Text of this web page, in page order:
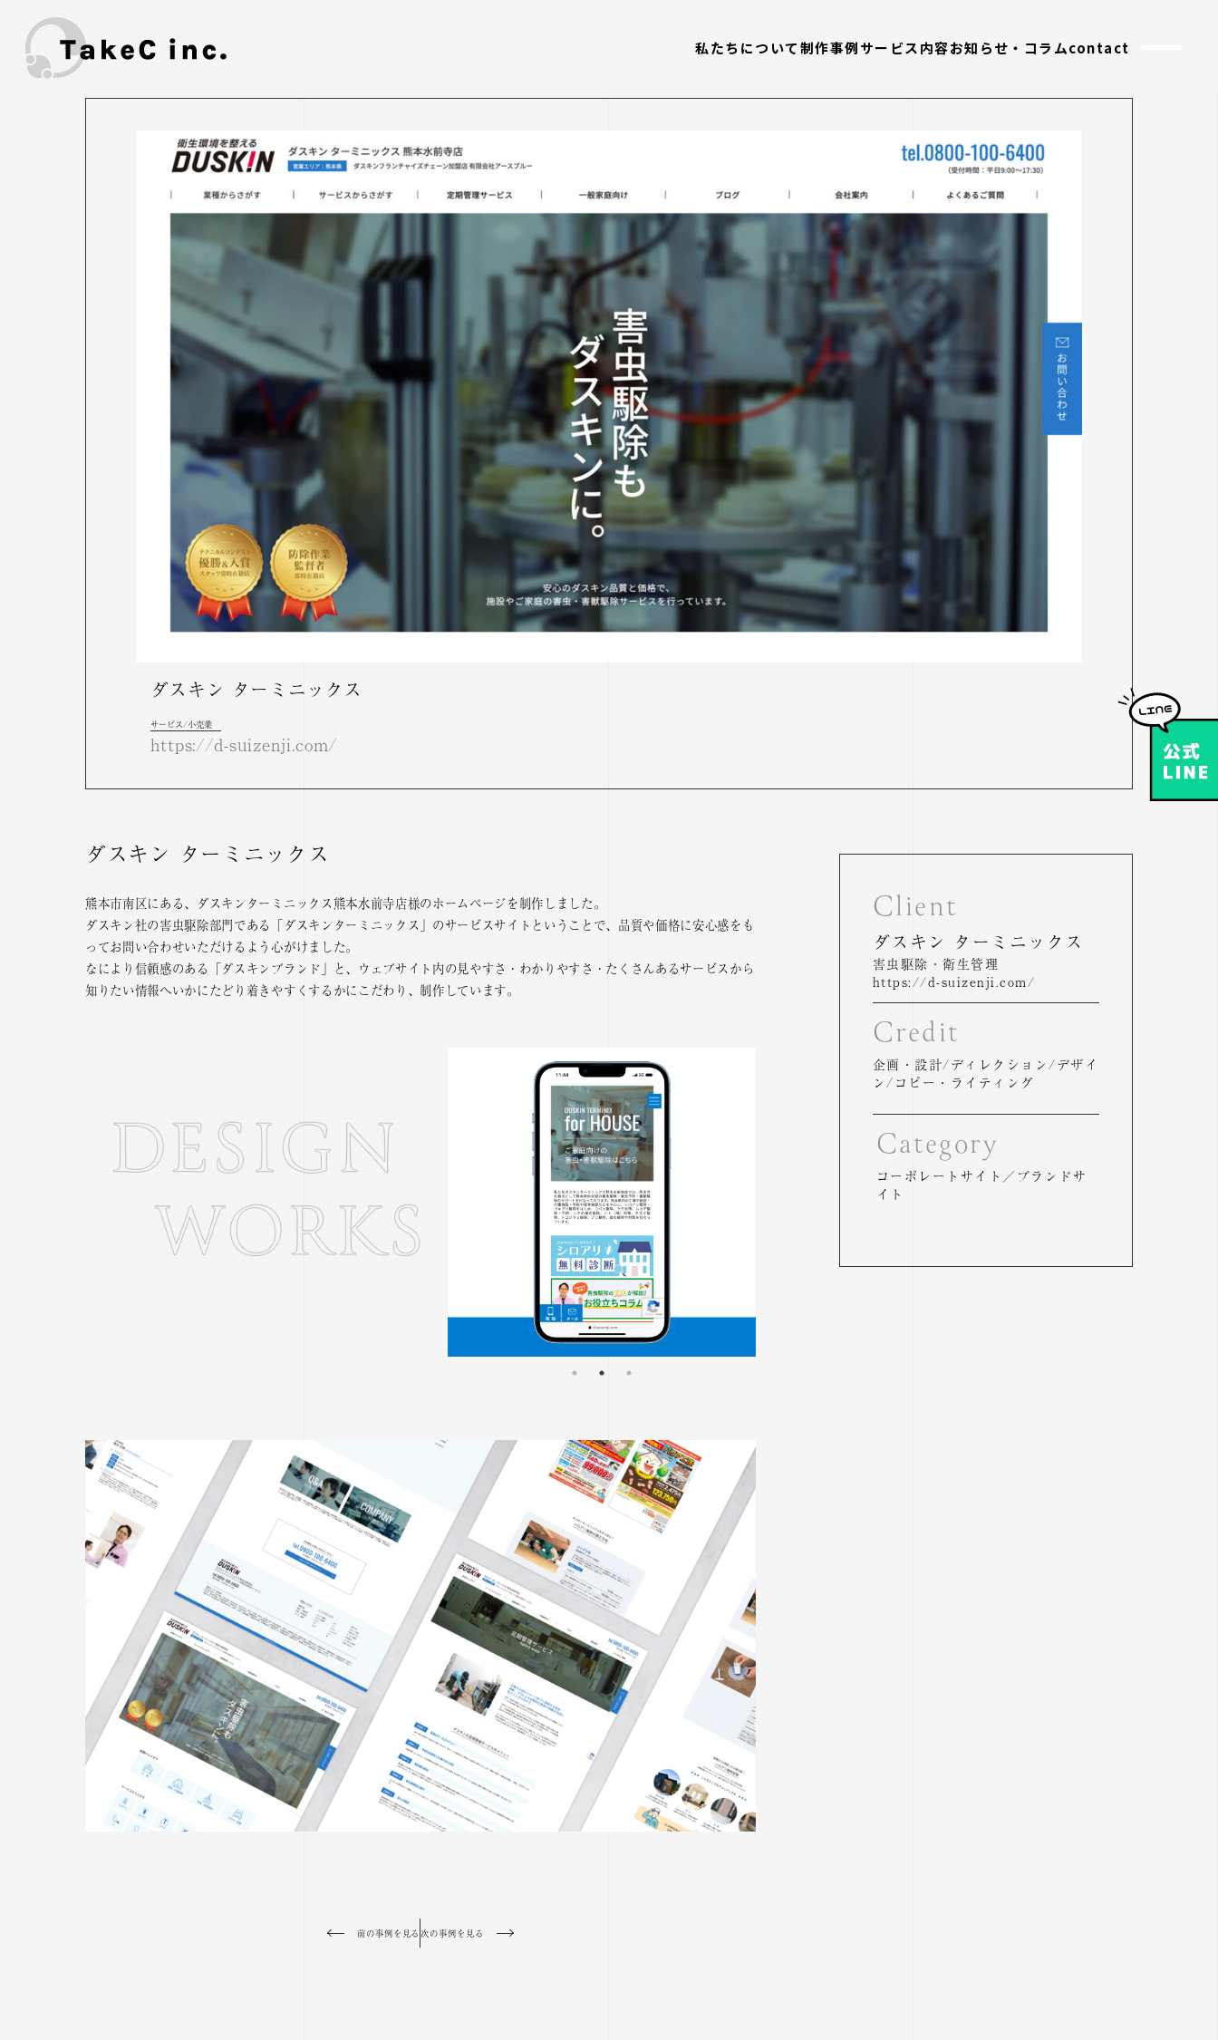
私たちについて制作事例サービス内容お知らせ・コラムcontact
ダスキン ターミニックス
サービス/小売業
https://d-suizenji.com/
ダスキン ターミニックス
熊本市南区にある、ダスキンターミニックス熊本水前寺店様のホームページを制作しました。
ダスキン社の害虫駆除部門である「ダスキンターミニックス」のサービスサイトということで、品質や価格に安心感をも
ってお問い合わせいただけるよう心がけました。
なにより信頼感のある「ダスキンブランド」と、ウェブサイト内の見やすさ・わかりやすさ・たくさんあるサービスから
知りたい情報へいかにたどり着きやすくするかにこだわり、制作しています。
前の事例を見る 次の事例を見る
Client
ダスキン ターミニックス
害虫駆除・衛生管理
https://d-suizenji.com/
Credit
企画・設計/ディレクション/デザイ
ン/コピー・ライティング
Category
コーポレートサイト／ブランドサ
イト